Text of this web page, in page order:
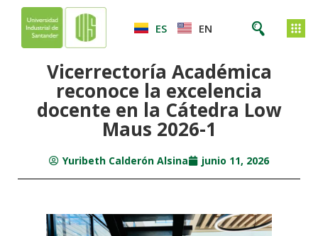
ES EN
Vicerrectoría Académica
reconoce la excelencia
docente en la Cátedra Low
Maus 2026-1
Yuribeth Calderón Alsina junio 11, 2026